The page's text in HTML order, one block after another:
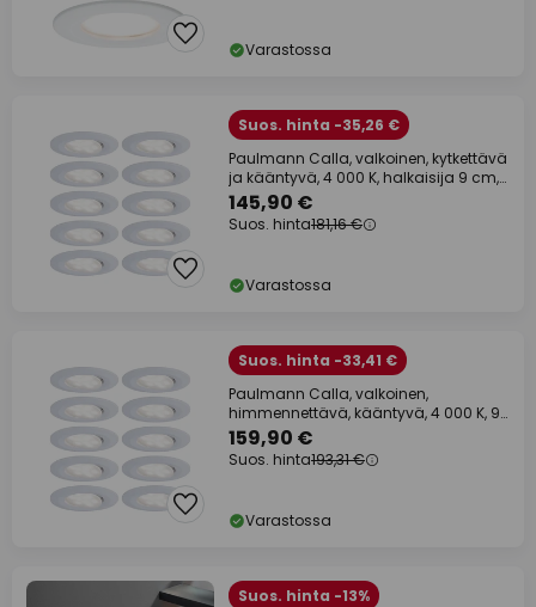
Varastossa
Suos. hinta -35,26 €
Paulmann Calla, valkoinen, kytkettävä
ja kääntyvä, 4 000 K, halkaisija 9 cm,
10
145,90 €
Suos. hinta181,16 €
Varastossa
Suos. hinta -33,41 €
Paulmann Calla, valkoinen,
himmennettävä, kääntyvä, 4 000 K, 9
cm, 10 kpl:n
159,90 €
Suos. hinta193,31 €
Varastossa
Suos. hinta -13%